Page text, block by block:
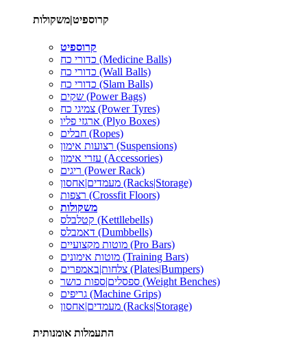
קרוספיט|משקולות
קרוספיט
כדורי כח (Medicine Balls)
כדורי כח (Wall Balls)
כדורי כח (Slam Balls)
שקים (Power Bags)
צמיגי כח (Power Tyres)
ארגזי פליו (Plyo Boxes)
חבלים (Ropes)
רצועות אימון (Suspensions)
עזרי אימון (Accessories)
ריגים (Power Rack)
מעמדים|אחסון (Racks|Storage)
רצפות (Crossfit Floors)
משקולות
קטלבלס (Kettllebells)
דאמבלס (Dumbbells)
מוטות מקצועיים (Pro Bars)
מוטות אימונים (Training Bars)
צלחות|באמפרים (Plates|Bumpers)
ספסלים|ספות כושר (Weight Benches)
גריפים (Machine Grips)
מעמדים|אחסון (Racks|Storage)
התעמלות אומנותית